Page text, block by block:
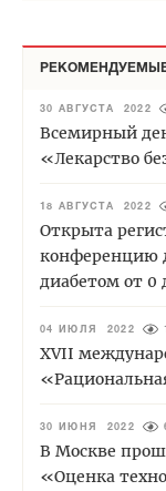
РЕКОМЕНДУЕМЫЕ
30 АВГУСТА 2022
Всемирный
«Лекарство
18 АВГУСТА 2022
Открыта
конференцию
диабетом от 0
04 ИЮЛЯ 2022
XVII
30 ИЮНЯ 2022
В Москве
«Оценка